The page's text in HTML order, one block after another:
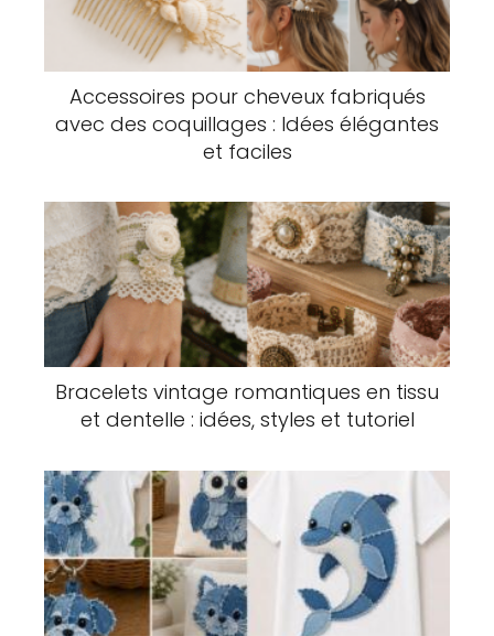
Accessoires pour cheveux fabriqués
avec des coquillages : Idées élégantes
et faciles
Bracelets vintage romantiques en tissu
et dentelle : idées, styles et tutoriel